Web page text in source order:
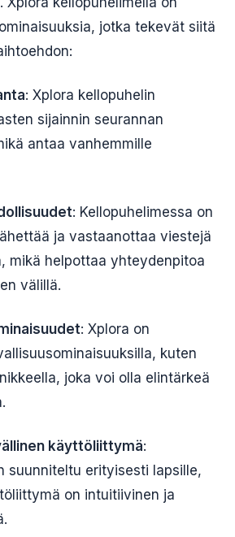
jotka tekevät siitä
: Xplora kellopuhelin
sijainnin seurannan
antaa vanhemmille
: Kellopuhelimessa on
ja vastaanottaa viestejä
mikä helpottaa yhteydenpitoa
välillä.
: Xplora on
kuten
joka voi olla elintärkeä
käyttöliittymä:
suunniteltu erityisesti lapsille,
on intuitiivinen ja